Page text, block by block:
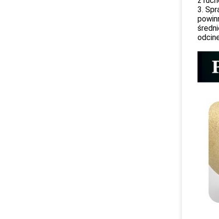
3.